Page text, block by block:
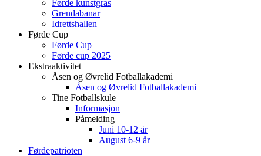
Førde kunstgras
Grendabanar
Idrettshallen
Førde Cup
Førde Cup
Førde cup 2025
Ekstraaktivitet
Åsen og Øvrelid Fotballakademi
Åsen og Øvrelid Fotballakademi
Tine Fotballskule
Informasjon
Påmelding
Juni 10-12 år
August 6-9 år
Førdepatrioten